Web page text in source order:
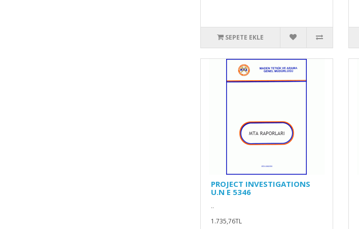
SEPETE EKLE
PROJECT INVESTIGATIONS
U.N E 5346
..
1.735,76TL